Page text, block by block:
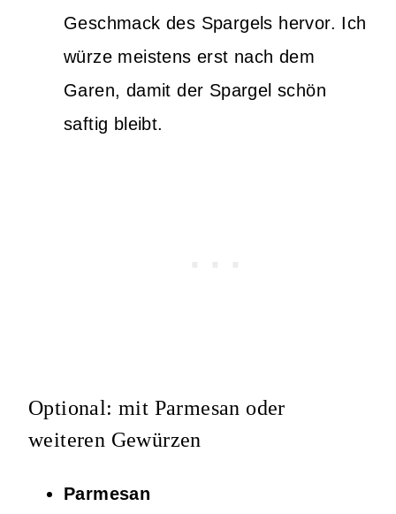
Geschmack des Spargels hervor. Ich
würze meistens erst nach dem
Garen, damit der Spargel schön
saftig bleibt.
Optional: mit Parmesan oder
weiteren Gewürzen
Parmesan